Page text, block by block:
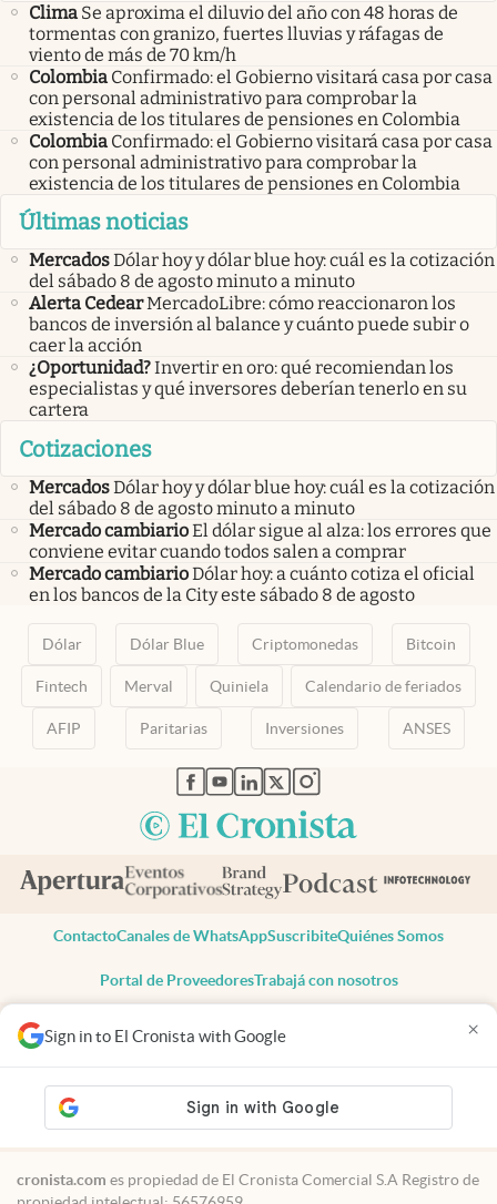
Sign in to El Cronista with Google ×
Clima Se aproxima el diluvio del año con 48 horas de
tormentas con granizo, fuertes lluvias y ráfagas de
viento de más de 70 km/h
Colombia Confirmado: el Gobierno visitará casa por casa
con personal administrativo para comprobar la
existencia de los titulares de pensiones en Colombia
Colombia Confirmado: el Gobierno visitará casa por casa
con personal administrativo para comprobar la
existencia de los titulares de pensiones en Colombia
Últimas noticias
MercadosDólar hoy y dólar blue hoy: cuál es la cotización
del sábado 8 de agosto minuto a minuto
Alerta CedearMercadoLibre: cómo reaccionaron los
bancos de inversión al balance y cuánto puede subir o
caer la acción
¿Oportunidad?Invertir en oro: qué recomiendan los
especialistas y qué inversores deberían tenerlo en su
cartera
Cotizaciones
MercadosDólar hoy y dólar blue hoy: cuál es la cotización
del sábado 8 de agosto minuto a minuto
Mercado cambiarioEl dólar sigue al alza: los errores que
conviene evitar cuando todos salen a comprar
Mercado cambiarioDólar hoy: a cuánto cotiza el oficial
en los bancos de la City este sábado 8 de agosto
Dólar Dólar Blue Criptomonedas Bitcoin
Fintech Merval Quiniela Calendario de feriados
AFIP Paritarias Inversiones ANSES
abre en nueva pestaña
abre en nueva pestaña
abre en nueva pestaña
abre en nueva pestaña
abre en nueva pestaña
ContactoCanales de WhatsAppSuscribiteQuiénes Somos
Portal de ProveedoresTrabajá con nosotros
Todos los derechos reservados
Privacidad
Consentimiento
Tel:+54 11 7078-3270
cronista.com es propiedad de El Cronista Comercial S.A Registro de